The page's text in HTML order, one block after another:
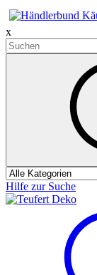
x
Hilfe zur Suche